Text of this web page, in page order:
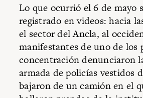
Lo que ocurrió el 6 de mayo
registrado en videos: hacia
el sector del Ancla, al
manifestantes de uno de los
concentración denunciaron
armada de policías vestidos
bajaron de un camión en el